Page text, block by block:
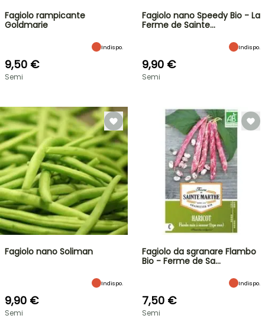
Fagiolo rampicante
Goldmarie
Indispo.
9,50 €
Semi
Fagiolo nano Speedy Bio - La
Ferme de Sainte…
Indispo.
9,90 €
Semi
Fagiolo nano Soliman
Indispo.
9,90 €
Semi
Fagiolo da sgranare Flambo
Bio - Ferme de Sa…
Indispo.
7,50 €
Semi